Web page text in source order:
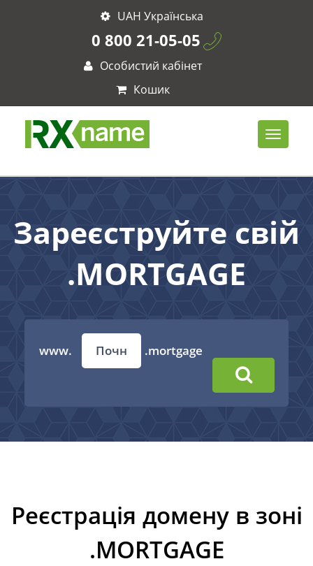
UAH Українська
0 800 21-05-05
Особистий кабінет
Кошик
Зареєструйте свій
.MORTGAGE
www. .mortgage
Реєстрація домену в зоні
.MORTGAGE